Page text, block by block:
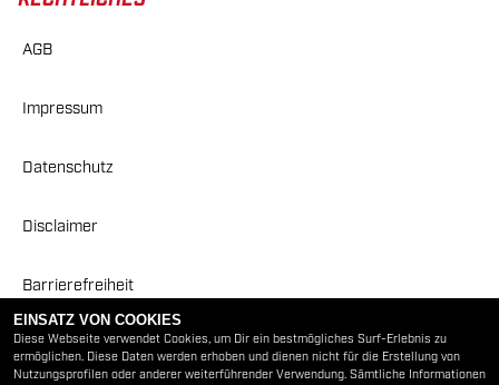
AGB
Impressum
Datenschutz
Disclaimer
Barrierefreiheit
ÖFFNUNGSZEITEN
EINSATZ VON COOKIES
Diese Webseite verwendet Cookies, um Dir ein bestmögliches Surf-Erlebnis zu
ermöglichen. Diese Daten werden erhoben und dienen nicht für die Erstellung von
Nutzungsprofilen oder anderer weiterführender Verwendung. Sämtliche Informationen